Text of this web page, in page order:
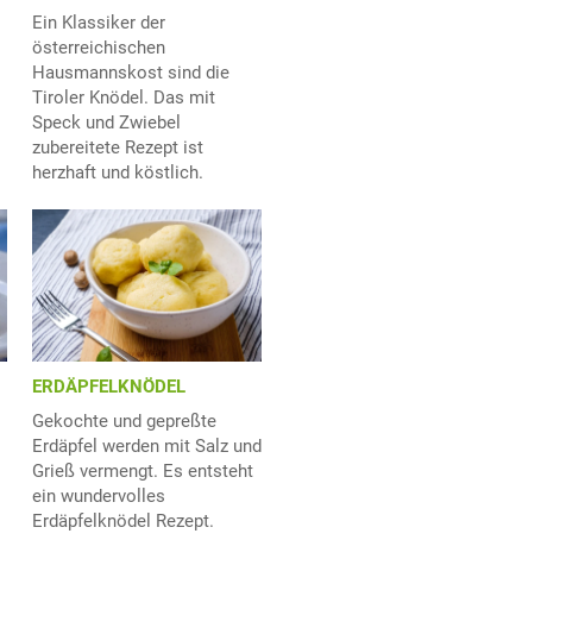
Ein Klassiker der
österreichischen
Hausmannskost sind die
Tiroler Knödel. Das mit
Speck und Zwiebel
zubereitete Rezept ist
herzhaft und köstlich.
ERDÄPFELKNÖDEL
Gekochte und gepreßte
Erdäpfel werden mit Salz und
Grieß vermengt. Es entsteht
ein wundervolles
Erdäpfelknödel Rezept.